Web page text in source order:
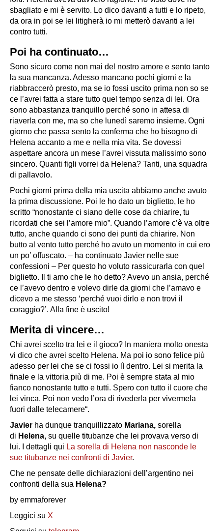
sbagliato e mi è servito. Lo dico davanti a tutti e lo ripeto,
da ora in poi se lei litigherà io mi metterò davanti a lei
contro tutti.
Poi ha continuato…
Sono sicuro come non mai del nostro amore e sento tanto
la sua mancanza. Adesso mancano pochi giorni e la
riabbraccerò presto, ma se io fossi uscito prima non so se
ce l’avrei fatta a stare tutto quel tempo senza di lei. Ora
sono abbastanza tranquillo perché sono in attesa di
riaverla con me, ma so che lunedì saremo insieme. Ogni
giorno che passa sento la conferma che ho bisogno di
Helena accanto a me e nella mia vita. Se dovessi
aspettare ancora un mese l’avrei vissuta malissimo sono
sincero. Quanti figli vorrei da Helena? Tanti, una squadra
di pallavolo.
Pochi giorni prima della mia uscita abbiamo anche avuto
la prima discussione. Poi le ho dato un biglietto, le ho
scritto “nonostante ci siano delle cose da chiarire, tu
ricordati che sei l’amore mio”. Quando l’amore c’è va oltre
tutto, anche quando ci sono dei punti da chiarire. Non
butto al vento tutto perché ho avuto un momento in cui ero
un po’ offuscato. – ha continuato Javier nelle sue
confessioni – Per questo ho voluto rassicurarla con quel
biglietto. Il ti amo che le ho detto? Avevo un ansia, perché
ce l’avevo dentro e volevo dirle da giorni che l’amavo e
dicevo a me stesso ‘perché vuoi dirlo e non trovi il
coraggio?’. Alla fine è uscito!
Merita di vincere…
Chi avrei scelto tra lei e il gioco? In maniera molto onesta
vi dico che avrei scelto Helena. Ma poi io sono felice più
adesso per lei che se ci fossi io lì dentro. Lei si merita la
finale e la vittoria più di me. Poi è sempre stata al mio
fianco nonostante tutto e tutti. Spero con tutto il cuore che
lei vinca. Poi non vedo l’ora di rivederla per vivermela
fuori dalle telecamere“.
Javier ha dunque tranquillizzato Mariana, sorella
di Helena, su quelle titubanze che lei provava verso di
lui. I dettagli qui La sorella di Helena non nasconde le
sue titubanze nei confronti di Javier.
Che ne pensate delle dichiarazioni dell’argentino nei
confronti della sua Helena?
by emmaforever
Leggici su X